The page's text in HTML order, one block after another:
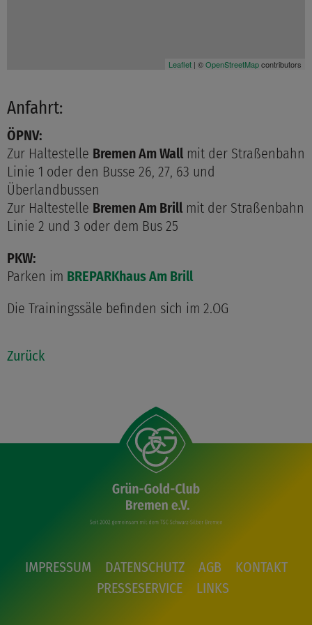
Leaflet | ©OpenStreetMapcontributors
Anfahrt:
ÖPNV:
Zur Haltestelle Bremen Am Wall mit der Straßenbahn
Linie 1 oder den Busse 26, 27, 63 und
Überlandbussen
Zur Haltestelle Bremen Am Brill mit der Straßenbahn
Linie 2 und 3 oder dem Bus 25
PKW:
Parken im BREPARKhaus Am Brill
Die Trainingssäle befinden sich im 2.OG
Zurück
IMPRESSUM DATENSCHUTZ AGB
KONTAKT
PRESSESERVICE
LINKS